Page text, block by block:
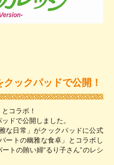
ックパッドで公開！
コラボ！
ドで公開しました。
な日常」がクックパッドに公式
ートの幽雅な食卓」とコラボし
トの賄い婦“るり子さん”のレシ